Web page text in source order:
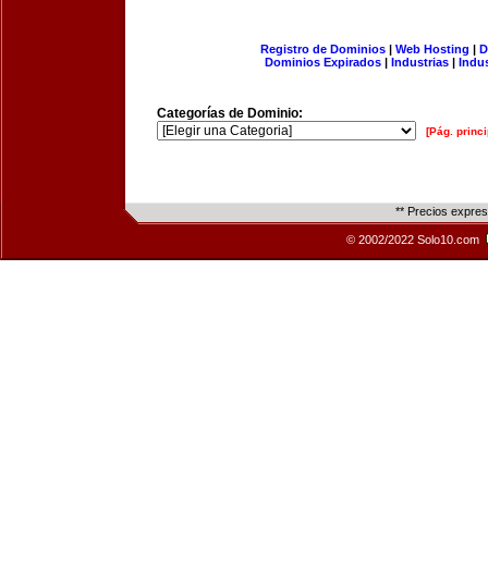
Registro de Dominios| Web Hosting |
Dominios Expirados | Industrias |
Categorías de Dominio:
[Pág.
** Precios
© 2002/2022 Solo10.com